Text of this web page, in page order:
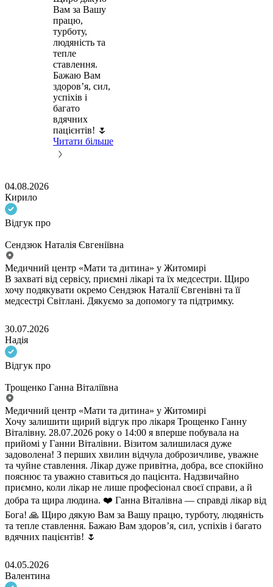
Вам за Вашу
працю,
турботу,
людяність та
тепле
ставлення.
Бажаю Вам
здоров’я, сил,
успіхів і
багато
вдячних
пацієнтів! 🌷
Читати більше
04.08.2026
Кирило
Відгук про
Сендзюк Наталія Євгеніївна
Медичний центр «Мати та дитина» у Житомирі
В захваті від сервісу, приємні лікарі та їх медсестри. Щиро
хочу подякувати окремо Сендзюк Наталії Євгенівні та її
медсестрі Світлані. Дякуємо за допомогу та підтримку.
30.07.2026
Надія
Відгук про
Трощенко Ганна Віталіївна
Медичний центр «Мати та дитина» у Житомирі
Хочу залишити щирий відгук про лікаря Трощенко Ганну
Віталівну. 28.07.2026 року о 14:00 я вперше побувала на
прийомі у Ганни Віталівни. Візитом залишилася дуже
задоволена! З перших хвилин відчула доброзичливе, уважне
та чуйне ставлення. Лікар дуже привітна, добра, все спокійно
пояснює та уважно ставиться до пацієнта. Надзвичайно
приємно, коли лікар не лише професіонал своєї справи, а й
добра та щира людина. ❤️ Ганна Віталівна — справді лікар від
Бога! 🙏 Щиро дякую Вам за Вашу працю, турботу, людяність
та тепле ставлення. Бажаю Вам здоров’я, сил, успіхів і багато
вдячних пацієнтів! 🌷
04.05.2026
Валентина